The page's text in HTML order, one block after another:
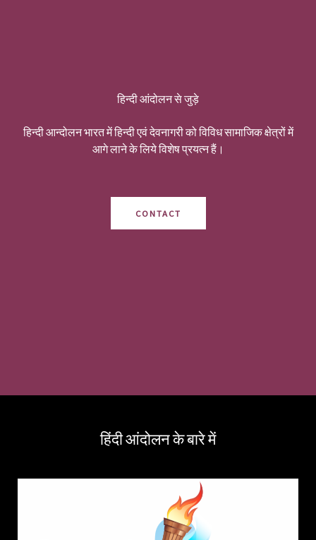
हिन्दी आंदोलन से जुड़े
हिन्दी आन्दोलन भारत में हिन्दी एवं देवनागरी को विविध सामाजिक क्षेत्रों में
आगे लाने के लिये विशेष प्रयत्न हैं।
CONTACT
हिंदी आंदोलन के बारे में